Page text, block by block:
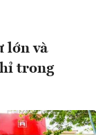
lớn và
trong